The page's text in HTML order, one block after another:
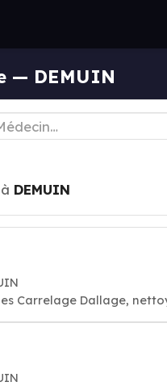
— DEMUIN
à DEMUIN
Carrelage Dallage,